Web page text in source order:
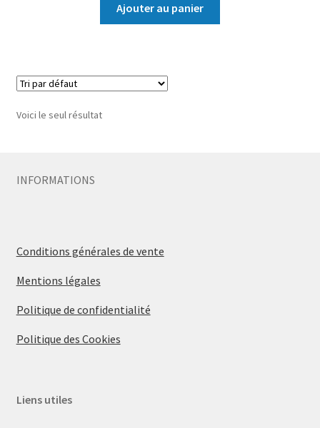
Ajouter au panier
Voici le seul résultat
INFORMATIONS
Conditions générales de vente
Mentions légales
Politique de confidentialité
Politique des Cookies
Liens utiles